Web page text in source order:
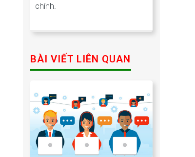
chính.
BÀI VIẾT LIÊN QUAN